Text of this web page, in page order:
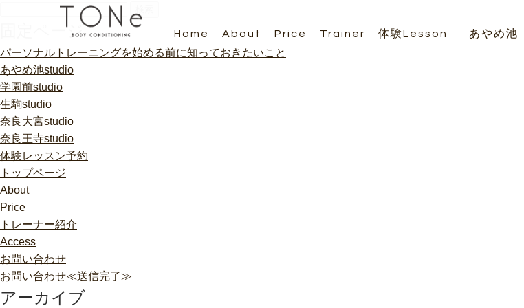
Home About Price Trainer 体験Lesson あやめ池
固定ページ
パーソナルトレーニングを始める前に知っておきたいこと
あやめ池studio
学園前studio
生駒studio
奈良大宮studio
奈良王寺studio
体験レッスン予約
トップページ
About
Price
トレーナー紹介
Access
お問い合わせ
お問い合わせ≪送信完了≫
アーカイブ